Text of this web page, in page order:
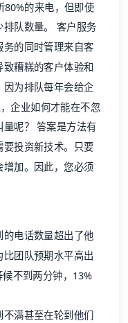
80%的来电，但即使
队数量。 客户服务
的同时管理来自客
致糟糕的客户体验和
为排队每年会给企
企业如何才能在不忽
呢？ 答案是方法有
投资新技术。只要
加。因此，您必须
电话数量超出了他
团队预期水平高出
不到两分钟，13%
满甚至在轮到他们